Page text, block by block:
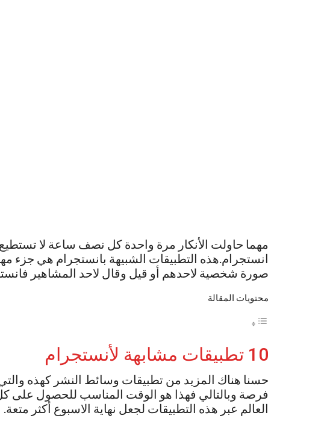
مهما حاولت الأنكار مرة واحدة كل نصف ساعة لا
انستجرام.هذه التطبيقات الشبيهة بانستجرام هي جزء
صورة شخصية لاحدهم أو قيل وقال لاحد المشاهير
محتويات المقالة
10 تطبيقات مشابهة لأنستجرام
حسنا هناك المزيد من تطبيقات وسائط النشر كهذه والتي
فرصة وبالتالي فهذا هو الوقت المناسب للحصول على كل
العالم عبر هذه التطبيقات لجعل نهاية الاسبوع أكثر متعة.